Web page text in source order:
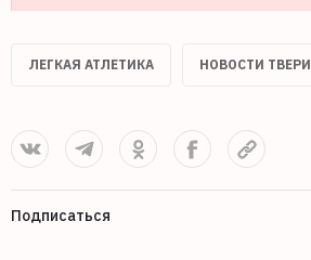
ЛЕГКАЯ АТЛЕТИКА НОВОСТИ ТВЕРИ
Подписаться